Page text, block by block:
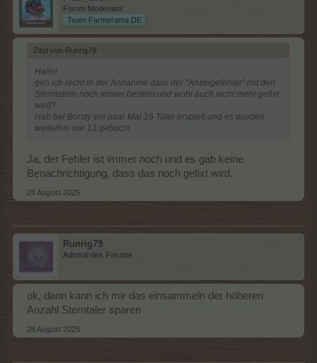
Forum Moderator
Team Farmerama DE
Zitat von Runrig79: ↑
Hallo!
geh ich recht in der Annahme dass der "Anzeigefehler" mit den
Sterntalern noch immer besteht und wohl auch nicht mehr gefixt
wird?
Hab bei Borsty ein paar Mal 16 Taler erspielt und es wurden
weiterhin nur 13 gebucht.
Ja, der Fehler ist immer noch und es gab keine
Benachrichtigung, dass das noch gefixt wird.
28 August 2025
Runrig79
Admiral des Forums
ok, dann kann ich mir das einsammeln der höheren
Anzahl Sterntaler sparen
28 August 2025